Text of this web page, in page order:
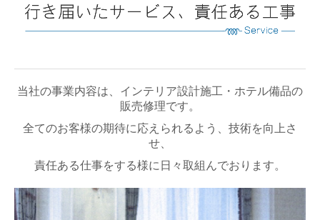
当社の事業内容は、インテリア設計施工・ホテル備品の
販売修理です。
全てのお客様の期待に応えられるよう、技術を向上さ
せ、
責任ある仕事をする様に日々取組んでおります。